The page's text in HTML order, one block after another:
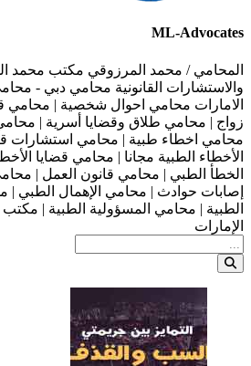
ML-Advocates
المحامي / محمد المرزوقي مكتب محمد
والاستشارات القانونية محامي دبي -
الامارات محامي احوال شخصية | محامي
زواج | محامي طلاق وقضايا أسرية |
محامي اخطاء طبية | محامي استشارات
الأخطاء الطبية مجانا | محامي قضايا
الخطأ الطبي | محامي قانون العمل |
إصابات حوادث | محامي الإهمال الطبي
الطبية | محامي المسؤولية الطبية |
الإمارات